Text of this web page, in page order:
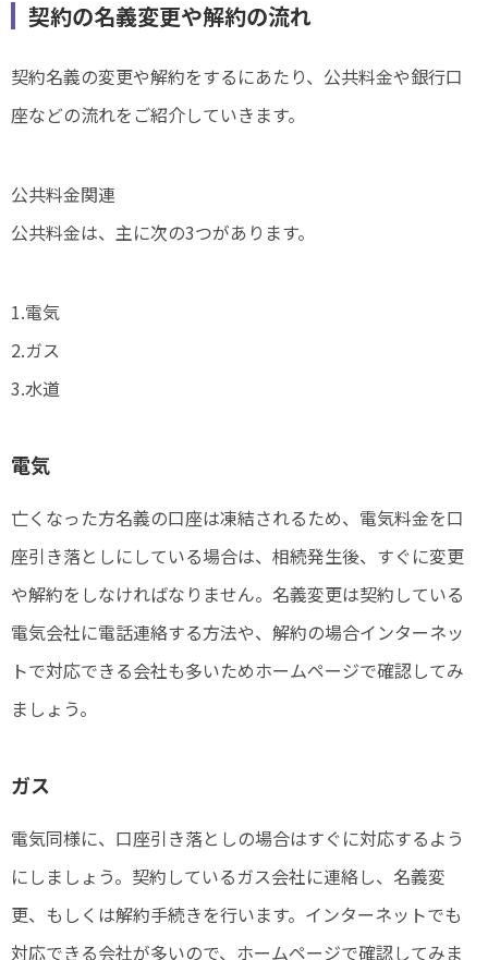
契約の名義変更や解約の流れ
契約名義の変更や解約をするにあたり、公共料金や銀行口
座などの流れをご紹介していきます。
公共料金関連
公共料金は、主に次の3つがあります。
1.電気
2.ガス
3.水道
電気
亡くなった方名義の口座は凍結されるため、電気料金を口
座引き落としにしている場合は、相続発生後、すぐに変更
や解約をしなければなりません。名義変更は契約している
電気会社に電話連絡する方法や、解約の場合インターネッ
トで対応できる会社も多いためホームページで確認してみ
ましょう。
ガス
電気同様に、口座引き落としの場合はすぐに対応するよう
にしましょう。契約しているガス会社に連絡し、名義変
更、もしくは解約手続きを行います。インターネットでも
対応できる会社が多いので、ホームページで確認してみま